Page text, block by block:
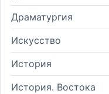
Драматургия
Искусство
История
История. Востока